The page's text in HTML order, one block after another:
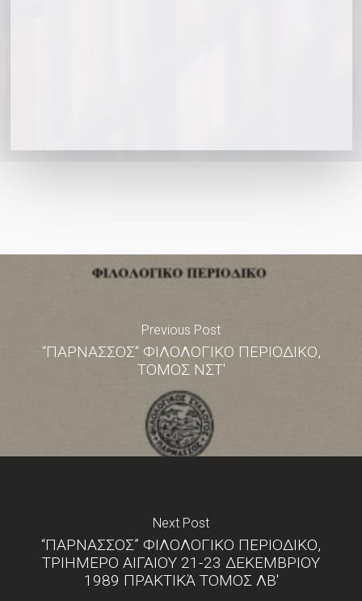
Previous Post
“ΠΑΡΝΑΣΣΟΣ“ ΦΙΛΟΛΟΓΙΚΟ ΠΕΡΙΟΔΙΚΟ,
ΤΟΜΟΣ ΝΣΤ'
Next Post
“ΠΑΡΝΑΣΣΟΣ” ΦΙΛΟΛΟΓΙΚΟ ΠΕΡΙΟΔΙΚΟ,
ΤΡΙΗΜΕΡΟ ΑΙΓΑΙΟΥ 21-23 ΔΕΚΕΜΒΡΙΟΥ
1989 ΠΡΑΚΤΙΚΆ ΤΟΜΟΣ ΛΒ'